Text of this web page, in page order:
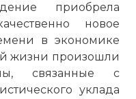
приобрела
новое
в экономике
жизни произошли
связанные с
уклада